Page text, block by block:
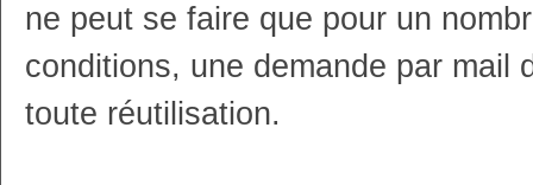
ne peut se faire que pour un
conditions, une demande par mail
toute réutilisation.